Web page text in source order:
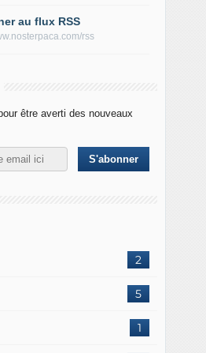
au flux RSS
rss
être averti des nouveaux
2
5
1